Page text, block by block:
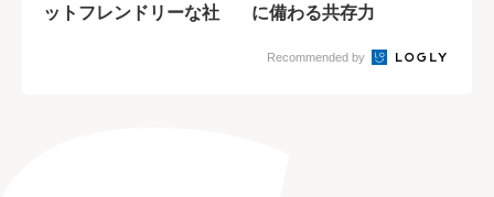
ットフレンドリーな社
に備わる共存力
Recommended by